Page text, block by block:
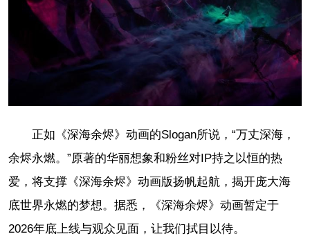
正如《深海余烬》动画的Slogan所说，“万丈深海，
余烬永燃。”原著的华丽想象和粉丝对IP持之以恒的热
爱，将支撑《深海余烬》动画版扬帆起航，揭开庞大海
底世界永燃的梦想。据悉，《深海余烬》动画暂定于
2026年底上线与观众见面，让我们拭目以待。